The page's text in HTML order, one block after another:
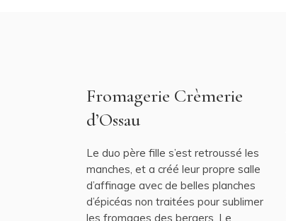
Fromagerie Crèmerie
d’Ossau
Le duo père fille s’est retroussé les
manches, et a créé leur propre salle
d’affinage avec de belles planches
d’épicéas non traitées pour sublimer
les fromages des bergers. Le